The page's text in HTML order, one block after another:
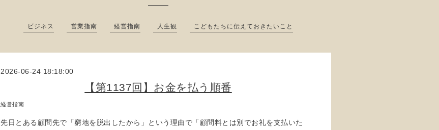
ビジネス 営業指南 経営指南 人生観 こどもたちに伝えておきたいこと
2026-06-24 18:18:00
【第1137回】お金を払う順番
経営指南
先日とある顧問先で「窮地を脱出したから」という理由で「顧問料とは別でお礼を支払いた